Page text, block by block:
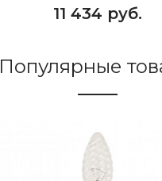
11 434 руб.
Популярные